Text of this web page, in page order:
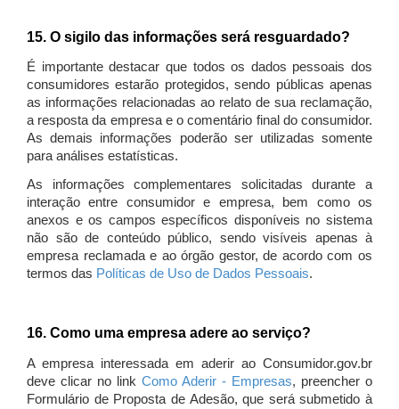
15. O sigilo das informações será resguardado?
É importante destacar que todos os dados pessoais dos
consumidores estarão protegidos, sendo públicas apenas
as informações relacionadas ao relato de sua reclamação,
a resposta da empresa e o comentário final do consumidor.
As demais informações poderão ser utilizadas somente
para análises estatísticas.
As informações complementares solicitadas durante a
interação entre consumidor e empresa, bem como os
anexos e os campos específicos disponíveis no sistema
não são de conteúdo público, sendo visíveis apenas à
empresa reclamada e ao órgão gestor, de acordo com os
termos das Políticas de Uso de Dados Pessoais.
16. Como uma empresa adere ao serviço?
A empresa interessada em aderir ao Consumidor.gov.br
deve clicar no link Como Aderir - Empresas, preencher o
Formulário de Proposta de Adesão, que será submetido à